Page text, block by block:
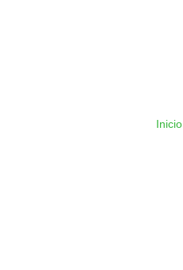
Inicio